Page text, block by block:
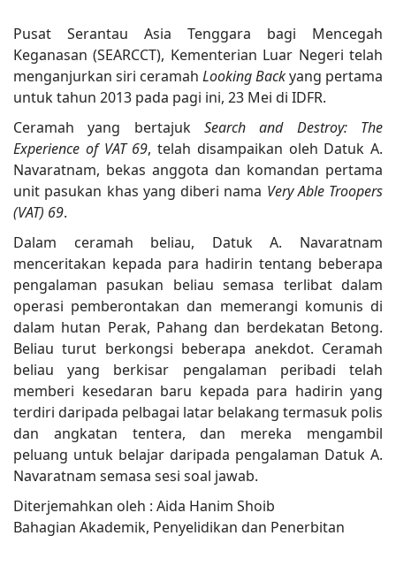
Pusat Serantau Asia Tenggara bagi Mencegah
Keganasan (SEARCCT), Kementerian Luar Negeri telah
menganjurkan siri ceramah Looking Backyang pertama
untuk tahun 2013 pada pagi ini, 23 Mei di IDFR.
Ceramah yang bertajuk Search and Destroy: The
Experience of VAT 69, telah disampaikan oleh Datuk A.
Navaratnam, bekas anggota dan komandan pertama
unit pasukan khas yang diberi nama Very Able Troopers
(VAT) 69.
Dalam ceramah beliau, Datuk A. Navaratnam
menceritakan kepada para hadirin tentang beberapa
pengalaman pasukan beliau semasa terlibat dalam
operasi pemberontakan dan memerangi komunis di
dalam hutan Perak, Pahang dan berdekatan Betong.
Beliau turut berkongsi beberapa anekdot. Ceramah
beliau yang berkisar pengalaman peribadi telah
memberi kesedaran baru kepada para hadirin yang
terdiri daripada pelbagai latar belakang termasuk polis
dan angkatan tentera, dan mereka mengambil
peluang untuk belajar daripada pengalaman Datuk A.
Navaratnam semasa sesi soal jawab.
Diterjemahkan oleh : Aida Hanim Shoib
Bahagian Akademik, Penyelidikan dan Penerbitan